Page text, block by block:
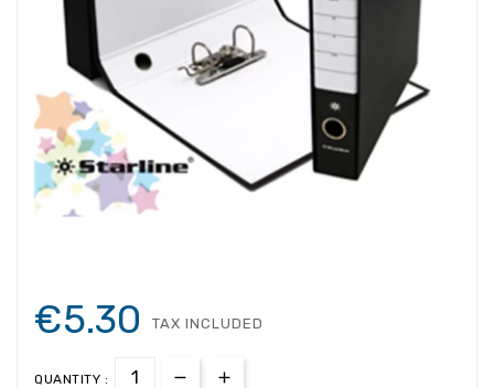
€5.30 TAX INCLUDED
QUANTITY :